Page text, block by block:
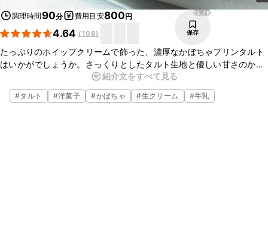
調理時間90分 費用目安800円
4.64 (108)
15.7K
保存
たっぷりのホイップクリームで飾った、濃厚なかぼちゃプリンタルト
はいかがでしょうか。さっくりとしたタルト生地と優しい甘さのかぼ
ちゃプリン、なめらかなホイップクリームが相性抜群の一品です。お
もてなしのスイーツにもおすすめなので、ぜひお試しくださいね。
紹介文をすべて見る
#タルト #洋菓子 #かぼちゃ #生クリーム #牛乳